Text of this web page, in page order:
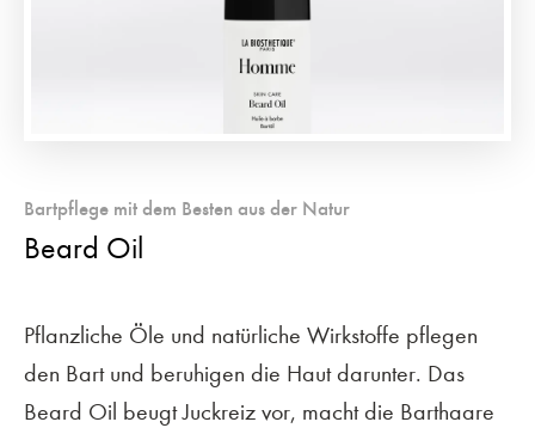
Bartpflege mit dem Besten aus der Natur
Beard Oil
Pflanzliche Öle und natürliche Wirkstoffe pflegen
den Bart und beruhigen die Haut darunter. Das
Beard Oil beugt Juckreiz vor, macht die Barthaare